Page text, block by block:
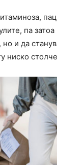
па
но и да
ниско